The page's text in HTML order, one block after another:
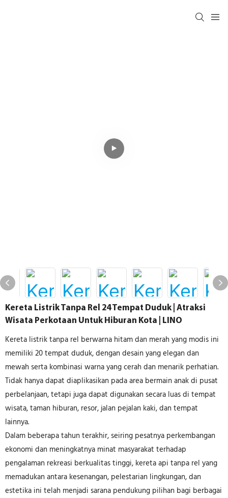
Kereta Listrik Tanpa Rel 24 Tempat Duduk | Atraksi
Wisata Perkotaan Untuk Hiburan Kota | LINO
Kereta listrik tanpa rel berwarna hitam dan merah yang modis ini
memiliki 20 tempat duduk, dengan desain yang elegan dan
mewah serta kombinasi warna yang cerah dan menarik perhatian.
Tidak hanya dapat diaplikasikan pada area bermain anak di pusat
perbelanjaan, tetapi juga dapat digunakan secara luas di tempat
wisata, taman hiburan, resor, jalan pejalan kaki, dan tempat
lainnya.
Dalam beberapa tahun terakhir, seiring pesatnya perkembangan
ekonomi dan meningkatnya minat masyarakat terhadap
pengalaman rekreasi berkualitas tinggi, kereta api tanpa rel yang
memadukan antara kesenangan, pelestarian lingkungan, dan
estetika ini telah menjadi sarana pendukung pilihan bagi berbagai